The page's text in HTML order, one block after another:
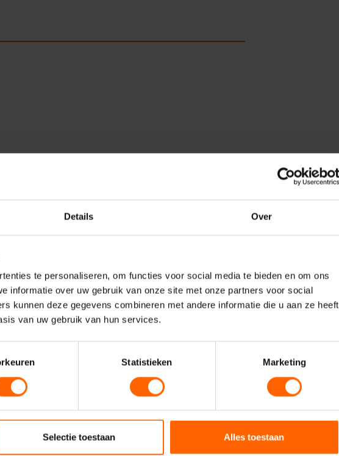
Details Over
te personaliseren, om functies voor social media te bieden en om ons
informatie over uw gebruik van onze site met onze partners voor social
kunnen deze gegevens combineren met andere informatie die u aan ze heeft
van uw gebruik van hun services.
Statistieken Marketing
Selectie toestaan Alles toestaan
Uw e-mailadres*
Uw woonplaats
Geadresseerde